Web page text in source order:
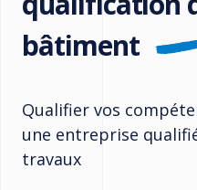
bâtiment
Qualifier vos
une entreprise
travaux